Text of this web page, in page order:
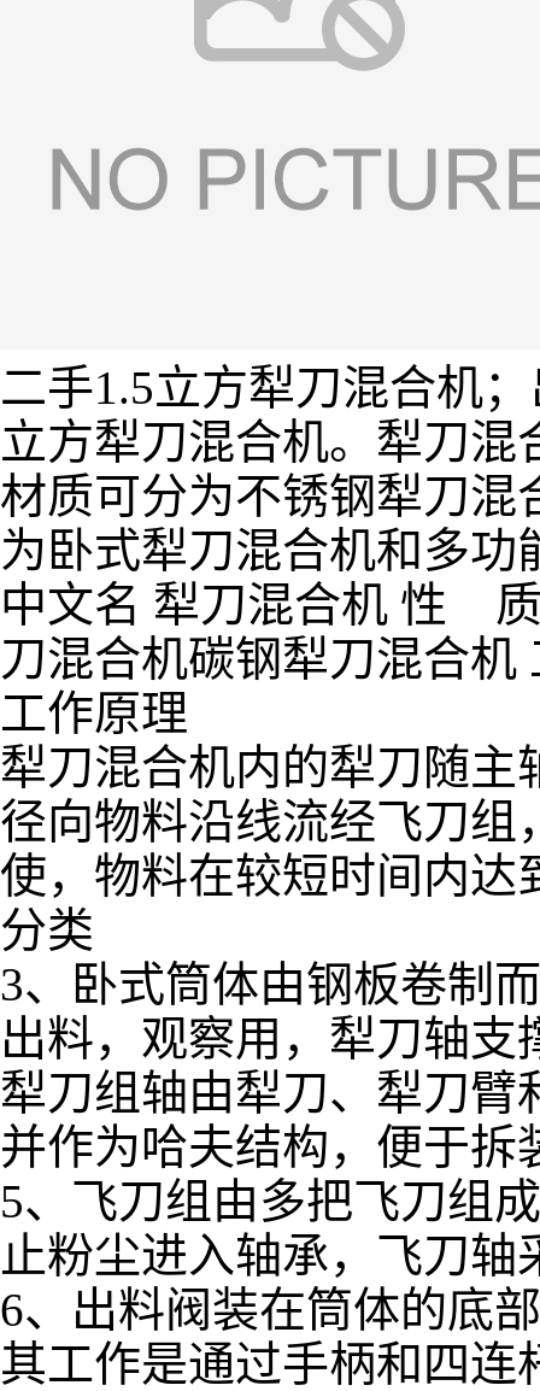
二手1.5立方犁刀混合机
立方犁刀混合机。犁刀
材质可分为不锈钢犁刀混
为卧式犁刀混合机和多功
中文名 犁刀混合机 性
刀混合机碳钢犁刀混合机
工作原理
犁刀混合机内的犁刀随
径向物料沿线流经飞刀组
使，物料在较短时间内达
分类
3、卧式筒体由钢板卷制
出料，观察用，犁刀轴
犁刀组轴由犁刀、犁刀
并作为哈夫结构，便于拆
5、飞刀组由多把飞刀组
止粉尘进入轴承，飞刀
6、出料阀装在筒体的底
其工作是通过手柄和四连